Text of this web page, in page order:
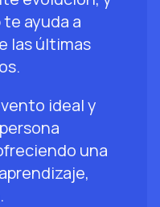
ayuda a
las últimas
ideal y
una